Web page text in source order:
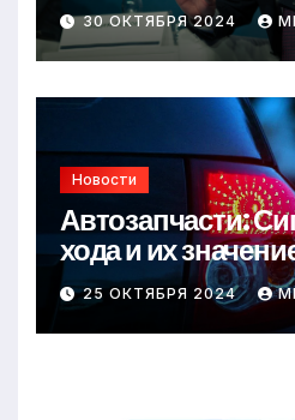
30 ОКТЯБРЯ 2024
Новости
Автозапчасти:
хода и их
безопасности на
25 ОКТЯБРЯ 2024